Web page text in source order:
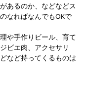
あるのか、などなどス
なればなんでもOKで
や手作りビール、育て
ビエ肉、アクセサリ
など持ってくるものは